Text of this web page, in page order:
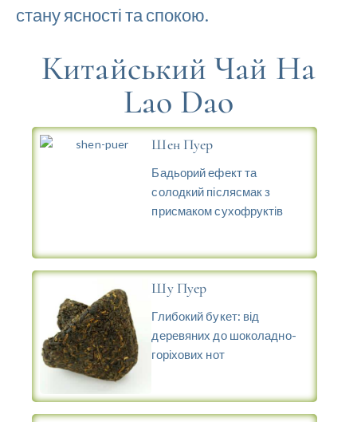
стану ясності та спокою.
Шен Пуер
Бадьорий ефект та
солодкий післясмак з
присмаком сухофруктів
Шу Пуер
Глибокий букет: від
деревяних до шоколадно-
горіхових нот
Китайський Чай На
Lao Dao